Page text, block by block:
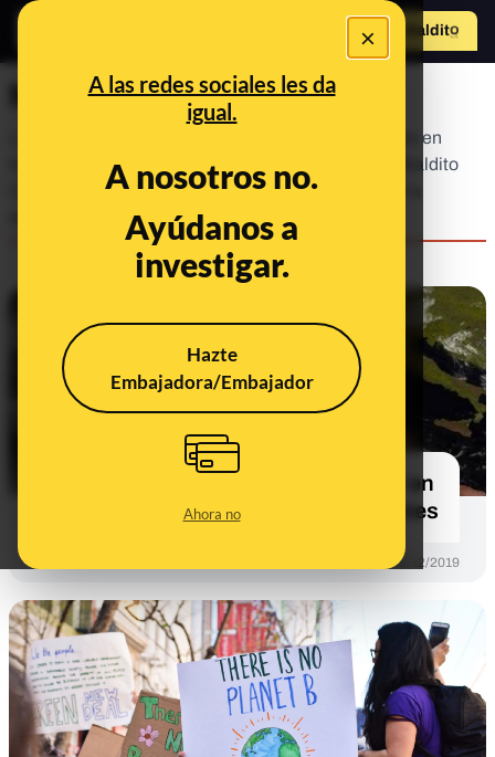
×
A las redes sociales les da
igual.
A nosotros no.
Ayúdanos a
investigar.
Hazte
Embajadora/Embajador
Ahora no
Hazte Maldito
Maldito Clima
La urgencia de la crisis climática y sus repercusiones en
todos los ámbitos de la vida hacen imprescindible Maldito
Clima: un espacio donde, además de luchar contra la
desinformación climática, res...
Qué es la DANA y qué debes hacer en
caso de fuertes lluvias e inundaciones
03/12/2019